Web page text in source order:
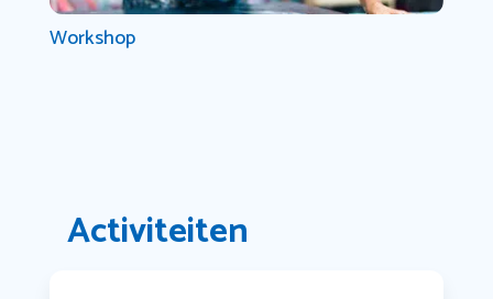
Workshop
Activiteiten